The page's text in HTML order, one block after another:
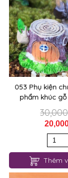
053 Phụ kiện
phẩm khúc
Thêm